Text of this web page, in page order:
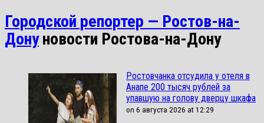
Городской репортер — Ростов-на-
Дону новости Ростова-на-Дону
Ростовчанка отсудила у отеля в
Анапе 200 тысяч рублей за
упавшую на голову дверцу шкафа
on 6 августа 2026 at 12:29